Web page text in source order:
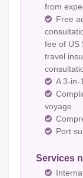
from
Free
fee of US
travel
A 3-in-
voyage
Port
Services